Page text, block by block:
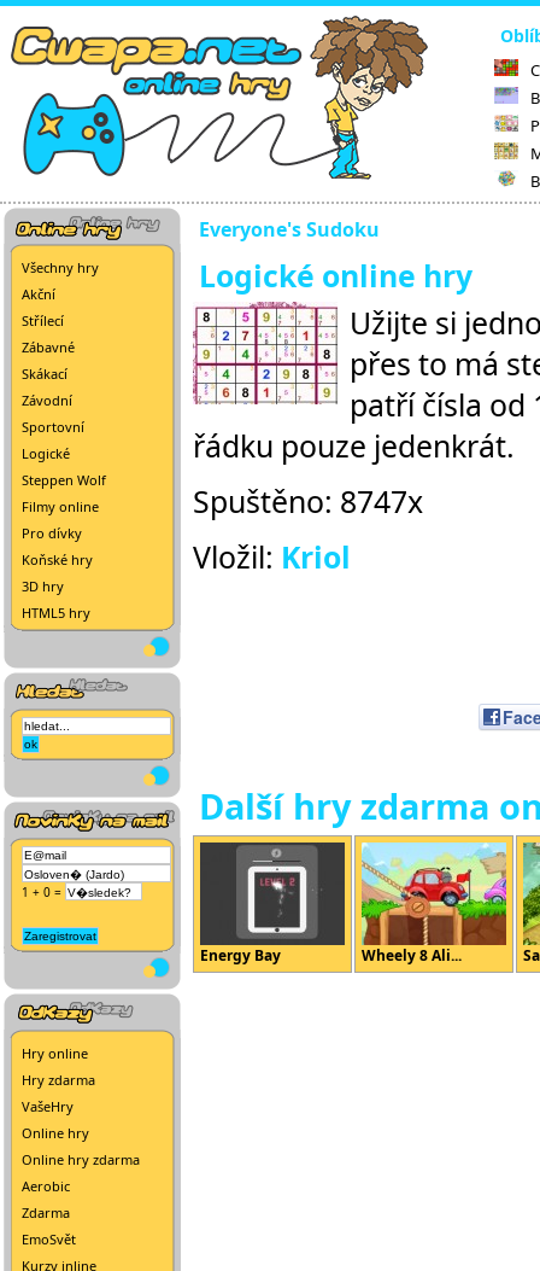
Všechny hry
Akční
Střílecí
Zábavné
Skákací
Závodní
Sportovní
Logické
Steppen Wolf
Filmy online
Pro dívky
Koňské hry
3D hry
HTML5 hry
1 + 0 =
Hry online
Hry zdarma
VašeHry
Online hry
Online hry zdarma
Aerobic
Zdarma
EmoSvět
Kurzy inline
Everyone's Sudoku
Logické online hry
Užijte si
přes to má
patří čísla od
řádku pouze jedenkrát.
Spuštěno: 8747x
Vložil: Kriol
Další hry zdarma
Energy Bay Wheely 8 Ali...